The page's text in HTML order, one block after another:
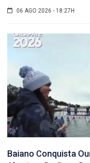
06 AGO 2026 - 18:27H
Baiano Conquista